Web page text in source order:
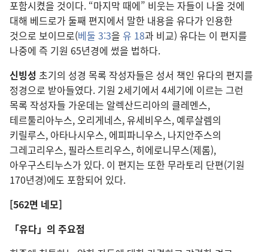
포함시켰을 것이다. “마지막 때에” 비웃는 자들이 나올 것에
대해 베드로가 둘째 편지에서 말한 내용을 유다가 인용한
것으로 보이므로(베둘 3:3을 유 18과 비교) 유다는 이 편지를
나중에 즉 기원 65년경에 썼을 법하다.
신빙성 초기의 성경 목록 작성자들은 성서 책인 유다의 편지를
정경으로 받아들였다. 기원 2세기에서 4세기에 이르는 그런
목록 작성자들 가운데는 알렉산드리아의 클레멘스,
테르툴리아누스, 오리게네스, 유세비우스, 예루살렘의
키릴루스, 아타나시우스, 에피파니우스, 나지안주스의
그레고리우스, 필라스트리우스, 히에로니무스(제롬),
아우구스티누스가 있다. 이 편지는 또한 무라토리 단편(기원
170년경)에도 포함되어 있다.
[562면 네모]
「유다」의 주요점